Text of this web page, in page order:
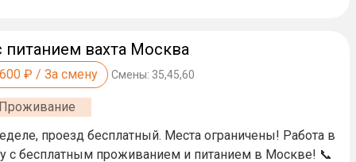
питанием вахта Москва
₽ / За смену Смены: 35,45,60
Проживание
проезд бесплатный. Места ограничены! Работa в
бecплaтным пpoживанием и питанием в Мocкве! 📞